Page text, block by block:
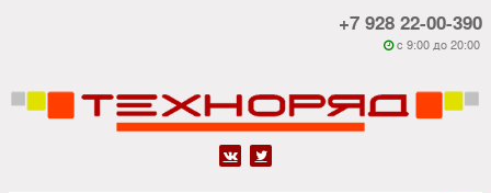
+7 928 22-00-390
 c 9:00 до 20:00
 